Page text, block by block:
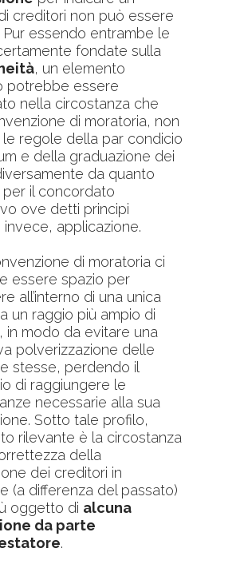
creditori non può essere
Pur essendo entrambe le
fondate sulla
, un elemento
potrebbe essere
nella circostanza che
di moratoria, non
regole della par condicio
e della graduazione dei
da quanto
il concordato
ove detti principi
applicazione.
di moratoria ci
essere spazio per
all’interno di una unica
un raggio più ampio di
in modo da evitare una
polverizzazione delle
stesse, perdendo il
di raggiungere le
necessarie alla sua
Sotto tale profilo,
rilevante è la circostanza
della
dei creditori in
(a differenza del passato)
oggetto di alcuna
da parte
.